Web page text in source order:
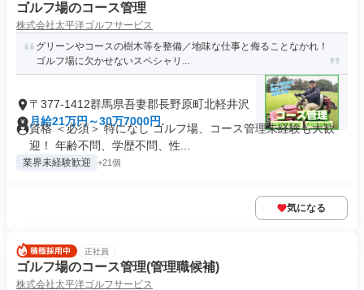
ゴルフ場のコース管理
株式会社太平洋ゴルフサービス
グリーンやコースの樹木等を整備／地味な仕事と侮ることなかれ！
ゴルフ場に欠かせないスペシャリ...
〒377-1412群馬県吾妻郡長野原町北軽井沢
月給21万円～30万7000円
資格 ＜必須＞ 特になし ゴルフ場、コース管理未経験も大歓
迎！ 年齢不問、学歴不問、性...
業界未経験歓迎 +21個
気になる
正社員
ゴルフ場のコース管理(管理職候補)
株式会社太平洋ゴルフサービス